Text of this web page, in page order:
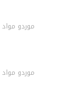
موردو مواد
موردو مواد